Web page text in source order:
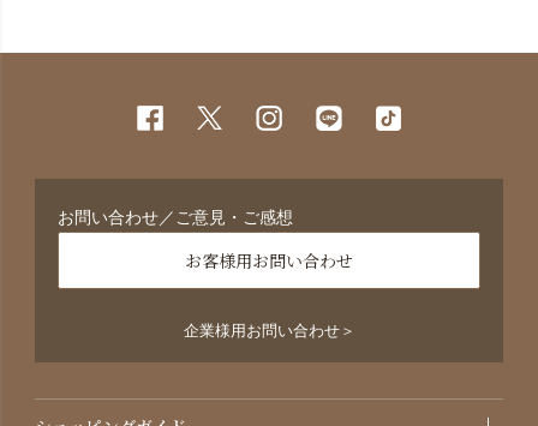
お問い合わせ／ご意見・ご感想
お客様用お問い合わせ
企業様用お問い合わせ＞